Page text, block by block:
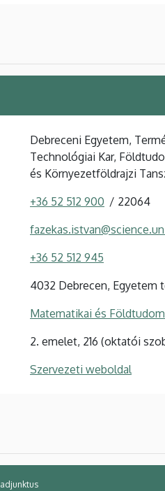
Debreceni Egyetem,
Technológiai Kar,
és Környezetföldrajzi
+36 52 512 900 22064
+36 52 512 945
4032 Debrecen, Egyetem
Matematikai és
2. emelet, 216 (oktatói
Szervezeti weboldal
adjunktus